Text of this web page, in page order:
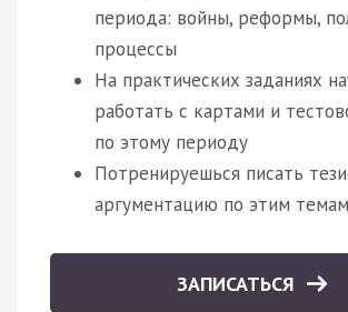
периода: войны, реформы,
процессы
На практических заданиях
работать с картами и
по этому периоду
Потренируешься писать
аргументацию по этим темам
ЗАПИСАТЬСЯ